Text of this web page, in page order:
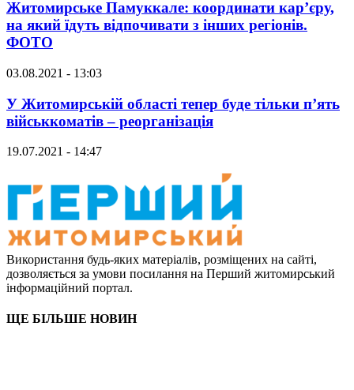
Житомирське Памуккале: координати кар’єру,
на який їдуть відпочивати з інших регіонів.
ФОТО
03.08.2021 - 13:03
У Житомирській області тепер буде тільки п’ять
військкоматів – реорганізація
19.07.2021 - 14:47
Використання будь-яких матеріалів, розміщених на сайті,
дозволяється за умови посилання на Перший житомирський
інформаційний портал.
ЩЕ БІЛЬШЕ НОВИН